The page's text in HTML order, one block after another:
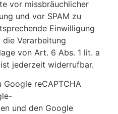
vor missbräuchlicher
und vor SPAM zu
Einwilligung
Verarbeitung
von Art. 6 Abs. 1 lit. a
jederzeit widerrufbar.
reCAPTCHA
und den Google